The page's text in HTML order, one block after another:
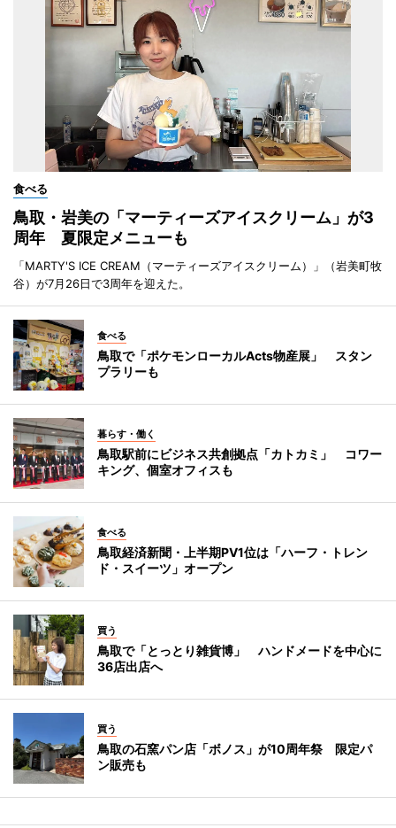
食べる
鳥取・岩美の「マーティーズアイスクリーム」が3
周年 夏限定メニューも
「MARTY'S ICE CREAM（マーティーズアイスクリーム）」（岩美町牧
谷）が7月26日で3周年を迎えた。
食べる
鳥取で「ポケモンローカルActs物産展」 スタン
プラリーも
暮らす・働く
鳥取駅前にビジネス共創拠点「カトカミ」 コワー
キング、個室オフィスも
食べる
鳥取経済新聞・上半期PV1位は「ハーフ・トレン
ド・スイーツ」オープン
買う
鳥取で「とっとり雑貨博」 ハンドメードを中心に
36店出店へ
買う
鳥取の石窯パン店「ボノス」が10周年祭 限定パ
ン販売も